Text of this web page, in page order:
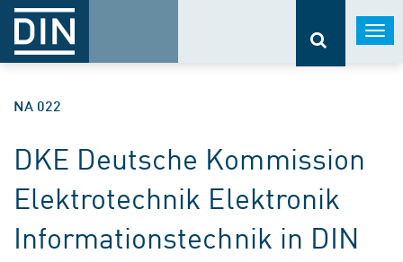
NA 022
DKE Deutsche Kommission
Elektrotechnik Elektronik
Informationstechnik in DIN